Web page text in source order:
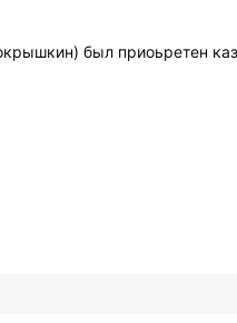
был приоьретен